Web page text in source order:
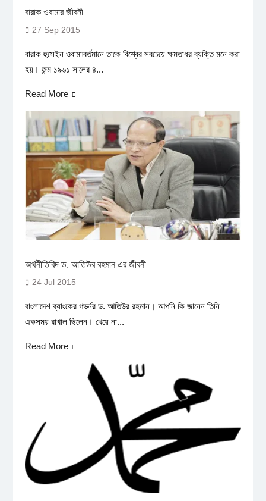
বারাক ওবামার জীবনী
27 Sep 2015
বারাক হুসেইন ওবামা৷বর্তমানে তাকে বিশ্বের সবচেয়ে ক্ষমতাধর ব্যক্তি মনে করা
হয়। জন্ম ১৯৬১ সালের ৪...
Read More
অর্থনীতিবিদ ড. আতিউর রহমান এর জীবনী
24 Jul 2015
বাংলাদেশ ব্যাংকের গভর্নর ড. আতিউর রহমান। আপনি কি জানেন তিনি
একসময় রাখাল ছিলেন। খেয়ে না...
Read More